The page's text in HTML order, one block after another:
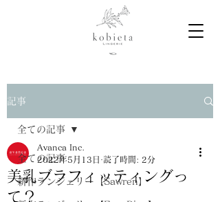
記事
全ての記事
新作ランジェリー【Sawren】
全ての記事
美乳ブラフィッティングっ
て？
Avanca Inc.
2022年5月13日 読了時間: 2分